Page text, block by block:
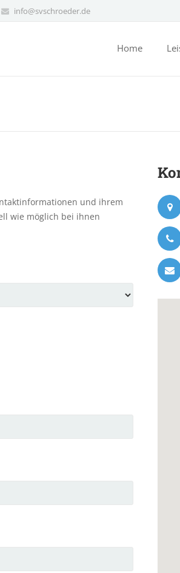
info@svschroeder.de
Home
und ihrem
wie möglich bei ihnen